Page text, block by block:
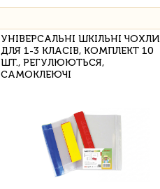
УНІВЕРСАЛЬНІ ШКІЛЬНІ ЧОХЛИ
ДЛЯ 1-3 КЛАСІВ, КОМПЛЕКТ 10
ШТ., РЕГУЛЮЮТЬСЯ,
САМОКЛЕЮЧІ